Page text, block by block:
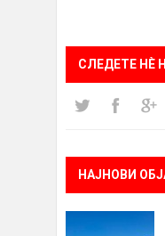
СЛЕДЕТЕ НÈ
НАЈНОВИ